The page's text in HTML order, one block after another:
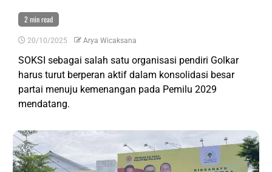
2 min read
20/10/2025 Arya Wicaksana
SOKSI sebagai salah satu organisasi pendiri Golkar
harus turut berperan aktif dalam konsolidasi besar
partai menuju kemenangan pada Pemilu 2029
mendatang.